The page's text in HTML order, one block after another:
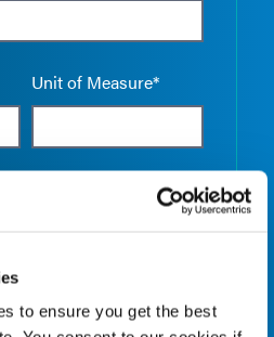
to ensure you get the best
Unit of Measure*
Unit of Measure*
Empty